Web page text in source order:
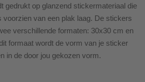
gedrukt op glanzend stickermateriaal die
voorzien van een plak laag. De stickers
verschillende formaten: 30x30 cm en
formaat wordt de vorm van je sticker
in de door jou gekozen vorm.